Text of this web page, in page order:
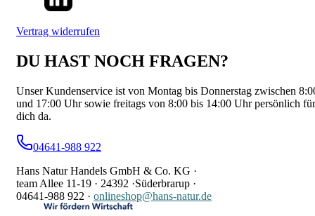
Vertrag widerrufen
DU HAST NOCH FRAGEN?
Unser Kundenservice ist von Montag bis Donnerstag zwischen
und 17:00 Uhr sowie freitags von 8:00 bis 14:00 Uhr persönlich für
dich da.
04641-988 922
Hans Natur Handels GmbH & Co. KG ·
team Allee 11-19 · 24392 ·Süderbrarup ·
04641-988 922 · onlineshop@hans-natur.de